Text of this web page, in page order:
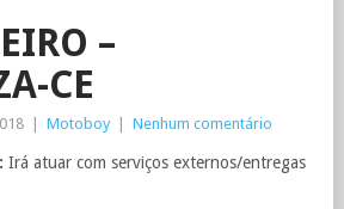
–
CE
Motoboy Nenhum comentário
Irá atuar com serviços externos/entregas